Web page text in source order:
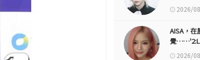
2026/
AISA，
覺
2026/